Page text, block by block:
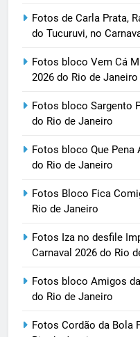
Fotos de Carla Prata,
do Tucuruvi, no
Fotos bloco Vem Cá
2026 do Rio de Janeiro
Fotos bloco Sargento
do Rio de Janeiro
Fotos bloco Que Pena
do Rio de Janeiro
Fotos Bloco Fica
Rio de Janeiro
Fotos Iza no desfile
Carnaval 2026 do Rio
Fotos bloco Amigos
do Rio de Janeiro
Fotos Cordão da Bola